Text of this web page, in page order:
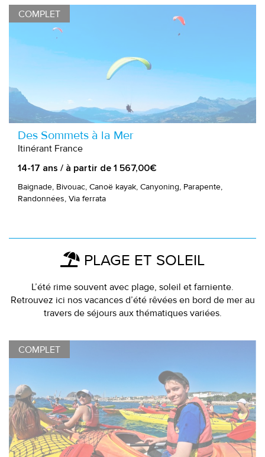
COMPLET
Des Sommets à la Mer
Itinérant France
14-17 ans / à partir de 1 567,00€
Baignade, Bivouac, Canoë kayak, Canyoning, Parapente,
Randonnées, Via ferrata
PLAGE ET SOLEIL
L’été rime souvent avec plage, soleil et farniente.
Retrouvez ici nos vacances d’été rêvées en bord de mer au
travers de séjours aux thématiques variées.
COMPLET